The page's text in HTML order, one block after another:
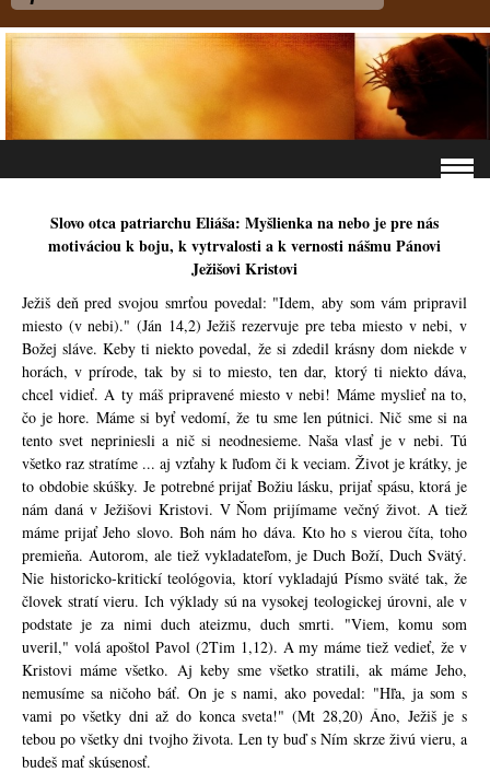
Slovo otca patriarchu Eliáša: Myšlienka na nebo je pre nás
motiváciou k boju, k vytrvalosti a k vernosti nášmu Pánovi
Ježišovi Kristovi
Ježiš deň pred svojou smrťou povedal: "Idem, aby som vám pripravil
miesto (v nebi)." (Ján 14,2) Ježiš rezervuje pre teba miesto v nebi, v
Božej sláve. Keby ti niekto povedal, že si zdedil krásny dom niekde v
horách, v prírode, tak by si to miesto, ten dar, ktorý ti niekto dáva,
chcel vidieť. A ty máš pripravené miesto v nebi! Máme myslieť na to,
čo je hore. Máme si byť vedomí, že tu sme len pútnici. Nič sme si na
tento svet nepriniesli a nič si neodnesieme. Naša vlasť je v nebi. Tú
všetko raz stratíme ... aj vzťahy k ľuďom či k veciam. Život je krátky, je
to obdobie skúšky. Je potrebné prijať Božiu lásku, prijať spásu, ktorá je
nám daná v Ježišovi Kristovi. V Ňom prijímame večný život. A tiež
máme prijať Jeho slovo. Boh nám ho dáva. Kto ho s vierou číta, toho
premieňa. Autorom, ale tiež vykladateľom, je Duch Boží, Duch Svätý.
Nie historicko-kritickí teológovia, ktorí vykladajú Písmo sväté tak, že
človek stratí vieru. Ich výklady sú na vysokej teologickej úrovni, ale v
podstate je za nimi duch ateizmu, duch smrti. "Viem, komu som
uveril," volá apoštol Pavol (2Tim 1,12). A my máme tiež vedieť, že v
Kristovi máme všetko. Aj keby sme všetko stratili, ak máme Jeho,
nemusíme sa ničoho báť. On je s nami, ako povedal: "Hľa, ja som s
vami po všetky dni až do konca sveta!" (Mt 28,20) Áno, Ježiš je s
tebou po všetky dni tvojho života. Len ty buď s Ním skrze živú vieru, a
budeš mať skúsenosť.